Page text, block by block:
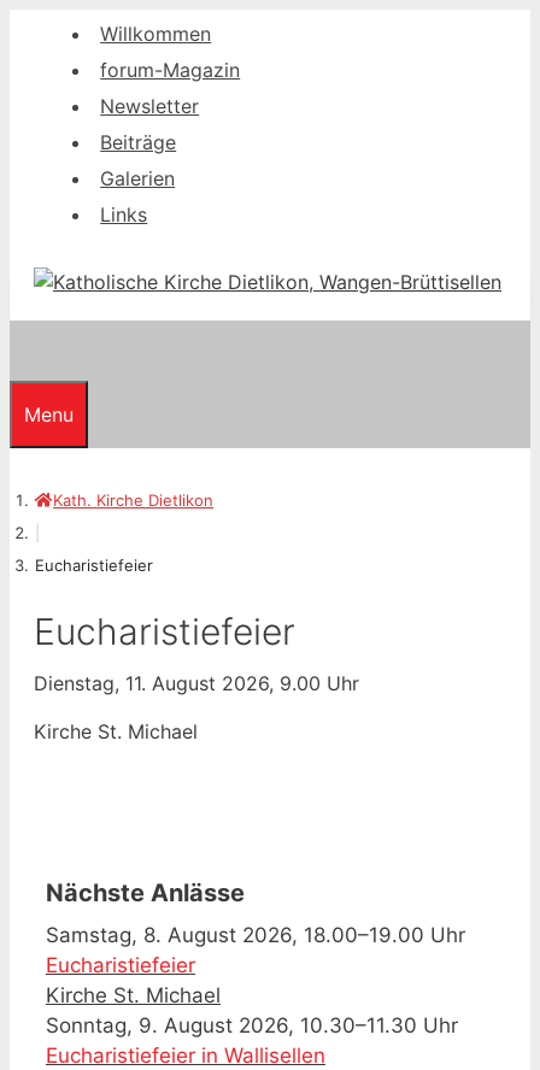
Willkommen
forum-Magazin
Newsletter
Beiträge
Galerien
Links
Menu
Kath. Kirche Dietlikon
Eucharistiefeier
Eucharistiefeier
Dienstag, 11. August 2026, 9.00 Uhr
Kirche St. Michael
Nächste Anlässe
Samstag, 8. August 2026, 18.00–19.00 Uhr
Eucharistiefeier
Kirche St. Michael
Sonntag, 9. August 2026, 10.30–11.30 Uhr
Eucharistiefeier in Wallisellen